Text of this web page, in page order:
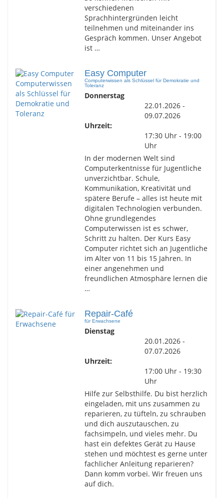
verschiedenen
Sprachhintergründen leicht
teilnehmen und miteinander ins
Gespräch kommen. Unser Angebot
ist …
Easy Computer
Computerwissen als Schlüssel für Demokratie und
Toleranz
Donnerstag
22.01.2026 -
09.07.2026
Uhrzeit:
17:30 Uhr - 19:00
Uhr
In der modernen Welt sind
Computerkentnisse für Jugentliche
unverzichtbar. Schule,
Kommunikation, Kreativität und
spätere Berufe – alles ist heute mit
digitalen Technologien verbunden.
Ohne grundlegendes
Computerwissen ist es schwer,
Schritt zu halten. Der Kurs Easy
Computer richtet sich an Jugentliche
im Alter von 11 bis 15 Jahren. In
einer angenehmen und
freundlichen Atmosphäre lernen die
…
Repair-Café
für Erwachsene
Dienstag
20.01.2026 -
07.07.2026
Uhrzeit:
17:00 Uhr - 19:30
Uhr
Hilfe zur Selbsthilfe. Du bist herzlich
eingeladen, mit uns zusammen zu
reparieren, zu tüfteln, zu schrauben
und dich auszutauschen, zu
fachsimpeln, und vieles mehr. Du
hast ein defektes Gerät zu Hause
stehen und möchtest es gerne unter
fachlicher Anleitung reparieren?
Dann komm vorbei. Wir freuen uns
auf dich.